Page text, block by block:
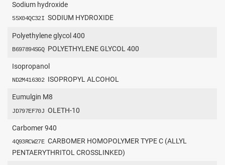
Sodium hydroxide
55X04QC32I SODIUM HYDROXIDE
Polyethylene glycol 400
B697894SGQ POLYETHYLENE GLYCOL 400
Isopropanol
ND2M416302 ISOPROPYL ALCOHOL
Eumulgin M8
JD797EF70J OLETH-10
Carbomer 940
4Q93RCW27E CARBOMER HOMOPOLYMER TYPE C (ALLYL
PENTAERYTHRITOL CROSSLINKED)